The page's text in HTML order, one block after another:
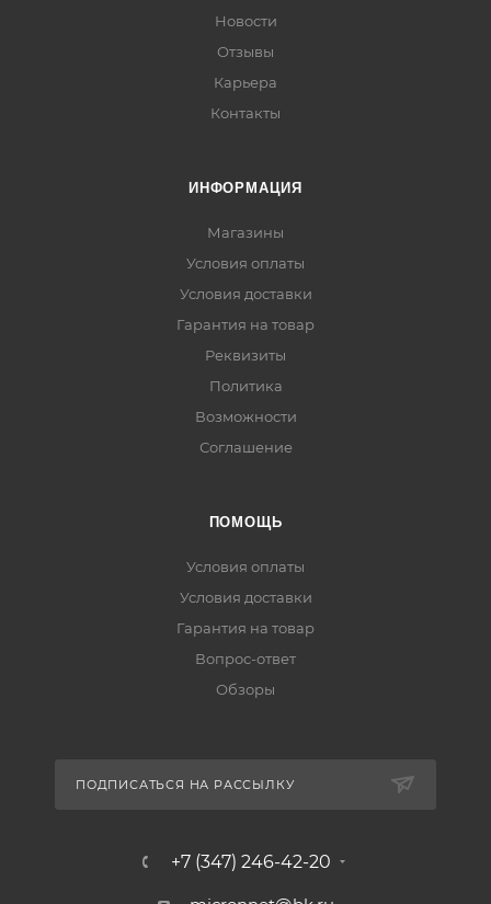
Новости
Отзывы
Карьера
Контакты
ИНФОРМАЦИЯ
Магазины
Условия оплаты
Условия доставки
Гарантия на товар
Реквизиты
Политика
Возможности
Соглашение
ПОМОЩЬ
Условия оплаты
Условия доставки
Гарантия на товар
Вопрос-ответ
Обзоры
ПОДПИСАТЬСЯ НА РАССЫЛКУ
+7 (347) 246-42-20